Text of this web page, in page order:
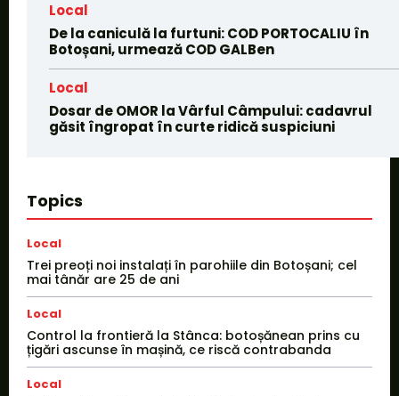
Local
De la caniculă la furtuni: COD PORTOCALIU în
Botoșani, urmează COD GALBen
Local
Dosar de OMOR la Vârful Câmpului: cadavrul
găsit îngropat în curte ridică suspiciuni
Topics
Local
Trei preoți noi instalați în parohiile din Botoșani; cel
mai tânăr are 25 de ani
Local
Control la frontieră la Stânca: botoșănean prins cu
țigări ascunse în mașină, ce riscă contrabanda
Local